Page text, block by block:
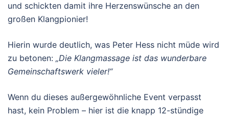
und schickten damit ihre Herzenswünsche an den
großen Klangpionier!
Hierin wurde deutlich, was Peter Hess nicht müde wird
zu betonen: „Die Klangmassage ist das wunderbare
Gemeinschaftswerk vieler!“
Wenn du dieses außergewöhnliche Event verpasst
hast, kein Problem – hier ist die knapp 12-stündige